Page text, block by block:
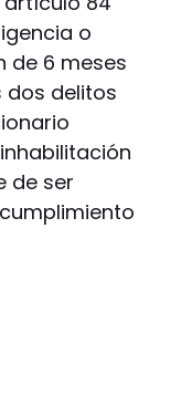
o
de 6 meses
dos delitos
de ser